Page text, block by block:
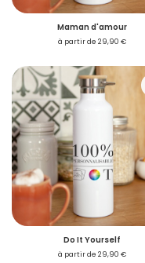
Maman d'amour
à partir de 29,90 €
Do It Yourself
à partir de 29,90 €